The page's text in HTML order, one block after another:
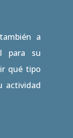
a
para su
qué tipo
actividad